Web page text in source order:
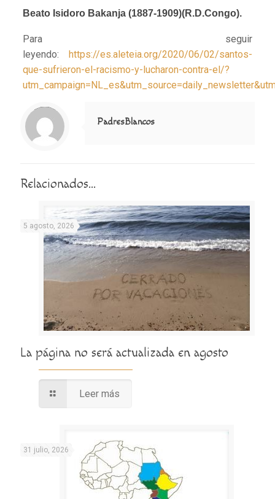
Beato Isidoro Bakanja (1887-1909)(R.D.Congo).
Para seguir
leyendo:https://es.aleteia.org/2020/06/02/santos-
que-sufrieron-el-racismo-y-lucharon-contra-el/?
Notice
: Trying to access array offset on value of type null in
/home/misioner/public_html/padresblancos/themes/betheme/includes/content-single.php
on line
286
PadresBlancos
Relacionados...
5 agosto, 2026
La página no será actualizada en agosto
Leer más
31 julio, 2026